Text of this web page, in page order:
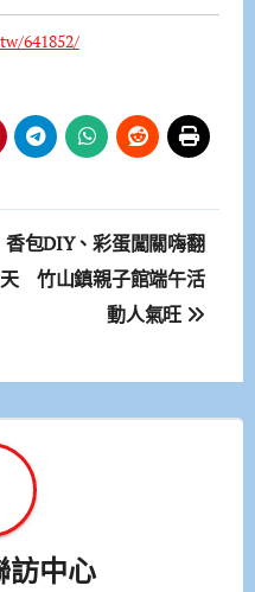
641852/
香包DIY、彩蛋闖關嗨翻
天 竹山鎮親子館端午活
動人氣旺
訪中心